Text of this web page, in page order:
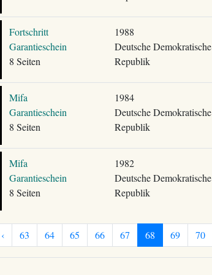
Fortschritt
Garantieschein
8 Seiten
1988
Deutsche Demokratische
Republik
Mifa
Garantieschein
8 Seiten
1984
Deutsche Demokratische
Republik
Mifa
Garantieschein
8 Seiten
1982
Deutsche Demokratische
Republik
‹ 63 64 65 66 67 68 69 70